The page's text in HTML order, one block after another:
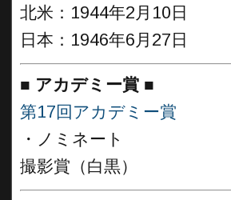
北米：1944年2月10日
日本：1946年6月27日
■ アカデミー賞 ■
第17回アカデミー賞
・ノミネート
撮影賞（白黒）